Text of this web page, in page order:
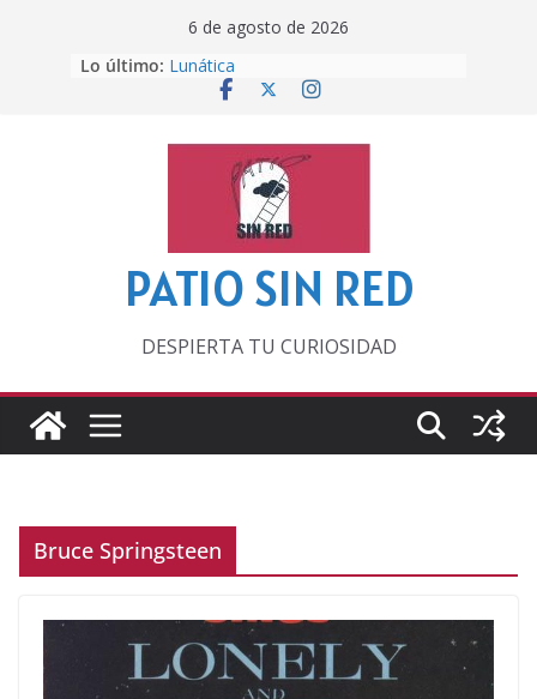
6 de agosto de 2026
Lo último: Lunática
Pero, hasta entonces…
‘La broma infinita’ de recomendar
lecturas veraniegas
Otra del Mundial
PATIO SIN RED
DESPIERTA TU CURIOSIDAD
Bruce Springsteen